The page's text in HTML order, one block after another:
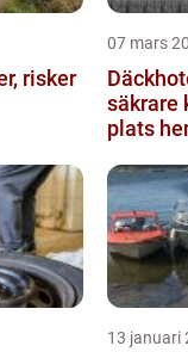
07 mars
Däckhotell
säkrare
plats
13 januari